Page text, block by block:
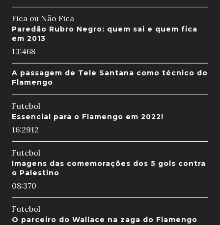
Fica ou Não Fica
Paredão Rubro Negro: quem sai e quem fica
em 2013
13:468
A passagem de Tele Santana como técnico do
Flamengo
Futebol
Essencial para o Flamengo em 2022!
16:2912
Futebol
Imagens das comemorações dos 5 gols contra
o Palestino
08:370
Futebol
O parceiro do Wallace na zaga do Flamengo